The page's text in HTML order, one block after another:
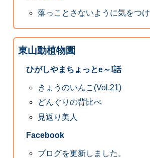
落っことさないように気をつけ
東山動植物園
ひがしやまちょっとe～!話
きょうのいんこ(Vol.21)
どんぐりの背比べ
見返り美人
Facebook
ブログを更新しました。